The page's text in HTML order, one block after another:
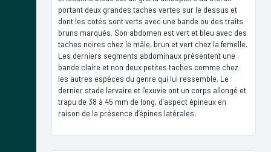
portant deux grandes taches vertes sur le dessus et
dont les cotés sont verts avec une bande ou des traits
bruns marqués. Son abdomen est vert et bleu avec des
taches noires chez le mâle, brun et vert chez la femelle.
Les derniers segments abdominaux présentent une
bande claire et non deux petites taches comme chez
les autres espèces du genre qui lui ressemble. Le
dernier stade larvaire et l’exuvie ont un corps allongé et
trapu de 38 à 45 mm de long, d’aspect épineux en
raison de la présence d’épines latérales.